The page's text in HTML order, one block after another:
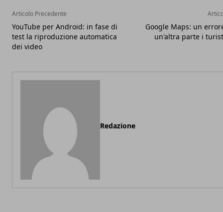
Articolo Precedente
YouTube per Android: in fase di
test la riproduzione automatica
dei video
Google Maps: un
un'altra parte i
Redazione